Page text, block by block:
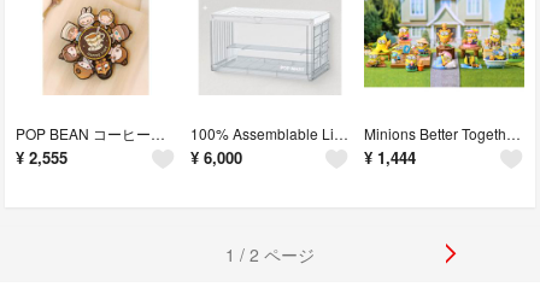
POP BEAN コーヒーファクトリーシリーズバッジ
¥ 2,555
100% Assemblable Lighted ディスプレイ コンテナ
¥ 6,000
Minions Better Together Series
¥ 1,444
1 / 2 ページ